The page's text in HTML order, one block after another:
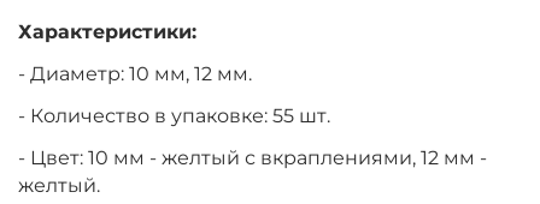
Характеристики:
- Диаметр: 10 мм, 12 мм.
- Количество в упаковке: 55 шт.
- Цвет: 10 мм - желтый с вкраплениями, 12 мм -
желтый.